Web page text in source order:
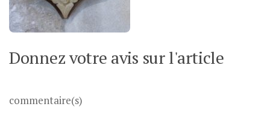
Donnez votre avis sur l'article
commentaire(s)